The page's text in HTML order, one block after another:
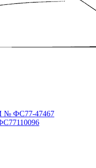
№ ФС77-47467